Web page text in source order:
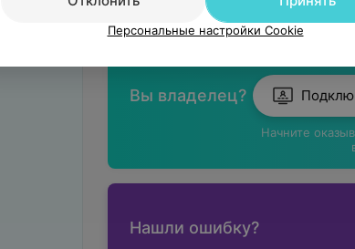
Вы владелец?
Начните
Нашли ошибку?
Персональные настройки Cookie